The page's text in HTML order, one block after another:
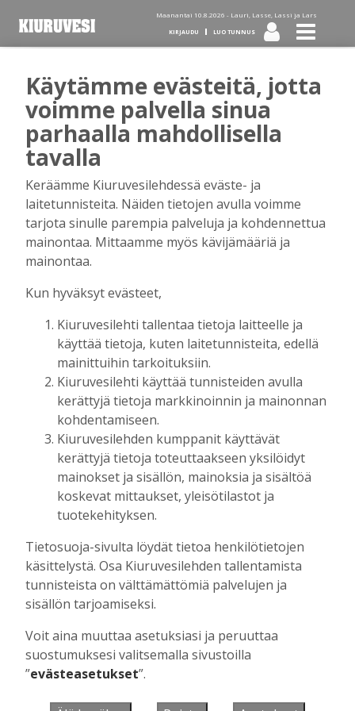
Maanantai 10.8.2026 - Lauri, Lasse, Lassi ja Lars
KIRJAUDU LUO TUNNUS
Tilaa Kiuruvesi-lehti diginä
tai kotiinkannettuna!
Kirjaudu
Sähköposti
Salasana
Muista minut
Unohtuiko salasana?
se tästä.
Käyntiosoite :
Kiuruvesi Lehti oy
Niemistenkatu 4
Kiuruvesi
Käytämme evästeitä, jotta
voimme palvella sinua
parhaalla mahdollisella
tavalla
Keräämme Kiuruvesilehdessä eväste- ja
laitetunnisteita. Näiden tietojen avulla voimme
tarjota sinulle parempia palveluja ja kohdennettua
mainontaa. Mittaamme myös kävijämääriä ja
mainontaa.
Kun hyväksyt evästeet,
Kiuruvesilehti tallentaa tietoja laitteelle ja
käyttää tietoja, kuten laitetunnisteita, edellä
mainittuihin tarkoituksiin.
Kiuruvesilehti käyttää tunnisteiden avulla
kerättyjä tietoja markkinoinnin ja mainonnan
kohdentamiseen.
Kiuruvesilehden kumppanit käyttävät
kerättyjä tietoja toteuttaakseen yksilöidyt
mainokset ja sisällön, mainoksia ja sisältöä
koskevat mittaukset, yleisötilastot ja
tuotekehityksen.
Tietosuoja-sivulta löydät tietoa henkilötietojen
käsittelystä. Osa Kiuruvesilehden tallentamista
tunnisteista on välttämättömiä palvelujen ja
sisällön tarjoamiseksi.
Voit aina muuttaa asetuksiasi ja peruuttaa
suostumuksesi valitsemalla sivustoilla
”evästeasetukset”.